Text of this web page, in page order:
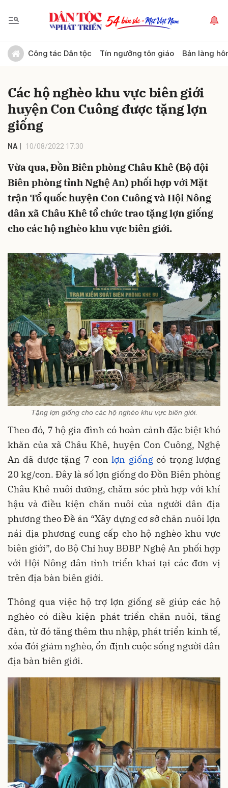
Công tác Dân tộc Tín ngưỡng tôn giáo Bản làng
Các hộ nghèo khu vực biên giới
huyện Con Cuông được tặng lợn
giống
NA 10/08/2022 17:30
Vừa qua, Đồn Biên phòng Châu Khê (Bộ đội
Biên phòng tỉnh Nghệ An) phối hợp với Mặt
trận Tổ quốc huyện Con Cuông và Hội Nông
dân xã Châu Khê tổ chức trao tặng lợn giống
cho các hộ nghèo khu vực biên giới.
Tặng lợn giống cho các hộ nghèo khu vực biên giới.
Theo đó, 7 hộ gia đình có hoàn cảnh đặc biệt khó
khăn của xã Châu Khê, huyện Con Cuông, Nghệ
An đã được tặng 7 conlợn giốngcó trọng lượng
20 kg/con. Đây là số lợn giống do Đồn Biên phòng
Châu Khê nuôi dưỡng, chăm sóc phù hợp với khí
hậu và điều kiện chăn nuôi của người dân địa
phương theo Đề án “Xây dựng cơ sở chăn nuôi lợn
nái địa phương cung cấp cho hộ nghèo khu vực
biên giới”, do Bộ Chỉ huy BĐBP Nghệ An phối hợp
với Hội Nông dân tỉnh triển khai tại các đơn vị
trên địa bàn biên giới.
Thông qua việc hộ trợ lợn giống sẽ giúp các hộ
nghèo có điều kiện phát triển chăn nuôi, tăng
đàn, từ đó tăng thêm thu nhập, phát triển kinh tế,
xóa đói giảm nghèo, ổn định cuộc sống người dân
địa bàn biên giới.
Gửi bình luận